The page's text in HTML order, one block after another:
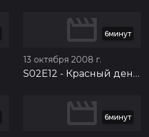
6минут
13 октября 2008 г.
S02E12 - Красный день календаря
6минут